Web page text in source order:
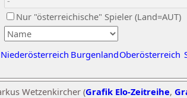
Nur "österreichische" Spieler (Land=AUT)
Niederösterreich BurgenlandOberösterreich
Wetzenkircher (Grafik Elo-Zeitreihe,